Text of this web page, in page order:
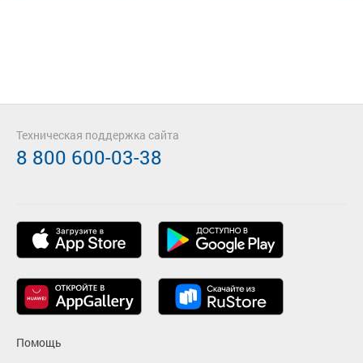
Помощь
Техническая поддержка сайта
8 800 600-03-38